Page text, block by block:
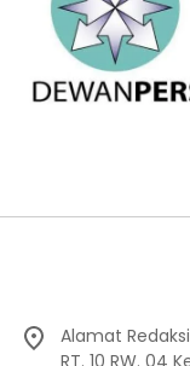
Alamat